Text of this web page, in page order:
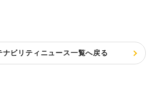
ナビリティニュース一覧へ戻る